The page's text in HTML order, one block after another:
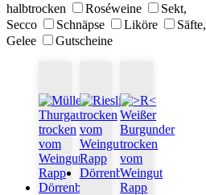
halbtrocken
Roséweine
Sekt,
Secco
Schnäpse Liköre
Säfte,
Gelee
Gutscheine